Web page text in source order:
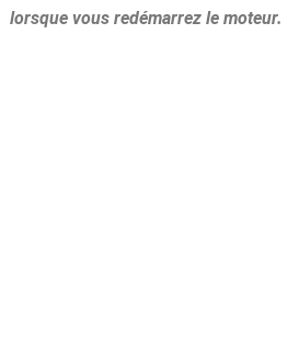
lorsque vous redémarrez le moteur.